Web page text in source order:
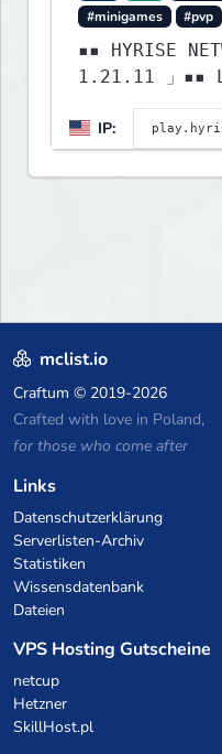
#minigames
#pvp
▪▪ HYRISE
1.21.11 」▪▪ LAST WEEK OF
LIFESTEAL!
IP:
mclist.io
Craftum © 2019-2026
Crafted with love in Poland,
for those who come after
Links
Datenschutzerklärung
Serverlisten-Archiv
Statistiken
Wissensdatenbank
Dateien
VPS Hosting Gutscheine
netcup
Hetzner
SkillHost.pl